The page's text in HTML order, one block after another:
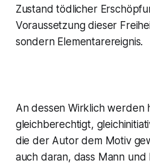
Zustand tödlicher
Voraussetzung dieser
sondern Elementarereignis.
An dessen Wirklich werden
gleichberechtigt,
die der Autor dem Motiv
auch daran, dass Mann und